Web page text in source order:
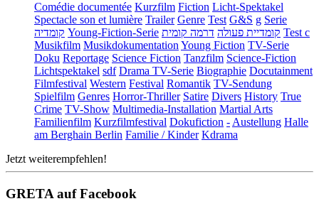
Comédie documentée Kurzfilm Fiction Licht-Spektakel
Spectacle son et lumière Trailer Genre Test G&S g Serie
קומדיה Young-Fiction-Serie קומדיית פעולה דרמה קומית
Test c
Musikfilm MusikdokumentationYoung Fiction TV-Serie
Doku Reportage Science Fiction Tanzfilm Science-Fiction
Lichtspektakel sdf Drama TV-Serie Biographie Docutainment
Filmfestival Western Festival Romantik TV-Sendung
Spielfilm Genres Horror-Thriller Satire Divers History True
Crime TV-Show Multimedia-Installation Martial Arts
Familienfilm Kurzfilmfestival Dokufiction -Austellung Halle
am Berghain Berlin Familie / Kinder Kdrama
Jetzt weiterempfehlen!
GRETA auf Facebook